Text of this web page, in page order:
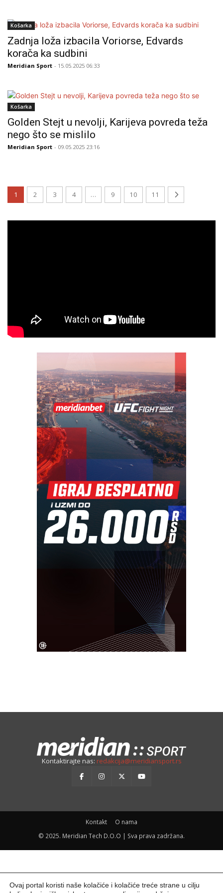
Košarka
Zadnja loža izbacila Voriorse, Edvards
korača ka sudbini
Meridian Sport - 15.05.2025 06:33
Košarka
Golden Stejt u nevolji, Karijeva povreda teža
nego što se mislilo
Meridian Sport - 09.05.2025 23:16
1 2 3 4 … 9 10 11
Kontaktirajte nas: redakcija@meridiansport.rs
Kontakt
O nama
© 2025. Meridian Tech D.O.O | Sva prava zadržana.
Ovaj portal koristi naše kolačiće i kolačiće treće strane u cilju